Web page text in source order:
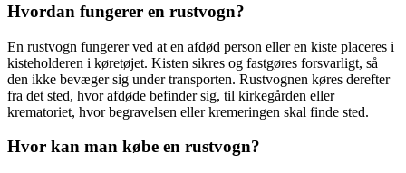
Hvordan fungerer en rustvogn?
En rustvogn fungerer ved at en afdød person eller en kiste placeres i
kisteholderen i køretøjet. Kisten sikres og fastgøres forsvarligt, så
den ikke bevæger sig under transporten. Rustvognen køres derefter
fra det sted, hvor afdøde befinder sig, til kirkegården eller
krematoriet, hvor begravelsen eller kremeringen skal finde sted.
Hvor kan man købe en rustvogn?